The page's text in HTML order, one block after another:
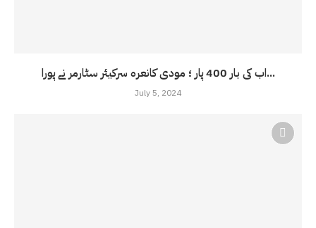
اب کی بار 400 پار ؛ مودی کانعرہ سرکیئر سٹارمر نے پورا...
July 5, 2024